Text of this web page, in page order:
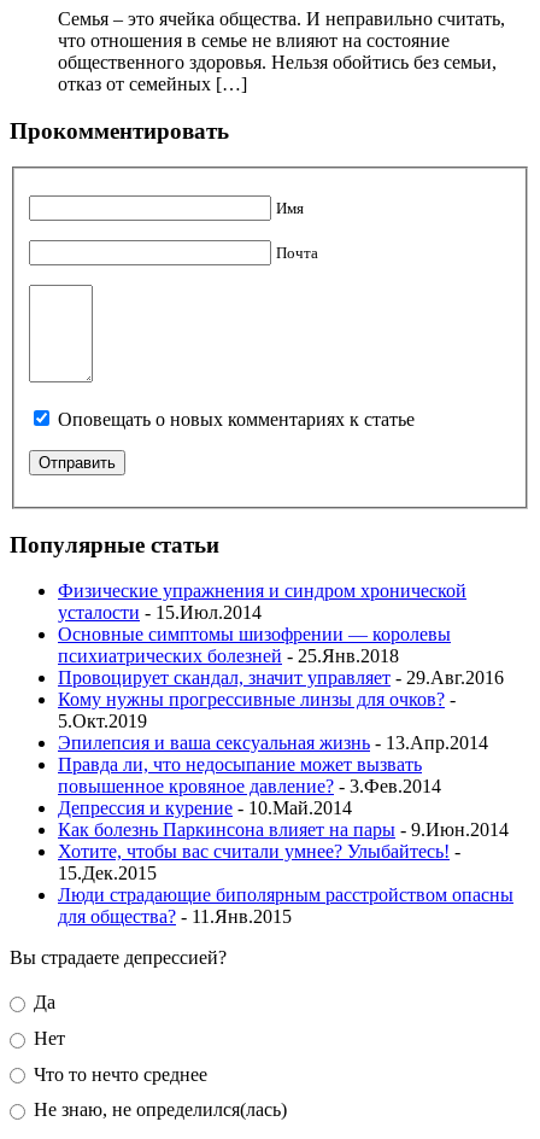
Семья – это ячейка общества. И неправильно считать,
что отношения в семье не влияют на состояние
общественного здоровья. Нельзя обойтись без семьи,
отказ от семейных […]
Прокомментировать
Имя
Почта
Оповещать о новых комментариях к статье
Популярные статьи
Физические упражнения и синдром хронической
усталости - 15.Июл.2014
Основные симптомы шизофрении — королевы
психиатрических болезней - 25.Янв.2018
Провоцирует скандал, значит управляет - 29.Авг.2016
Кому нужны прогрессивные линзы для очков? -
5.Окт.2019
Эпилепсия и ваша сексуальная жизнь - 13.Апр.2014
Правда ли, что недосыпание может вызвать
повышенное кровяное давление? - 3.Фев.2014
Депрессия и курение - 10.Май.2014
Как болезнь Паркинсона влияет на пары - 9.Июн.2014
Хотите, чтобы вас считали умнее? Улыбайтесь! -
15.Дек.2015
Люди страдающие биполярным расстройством опасны
для общества? - 11.Янв.2015
Вы страдаете депрессией?
Да
Нет
Что то нечто среднее
Не знаю, не определился(лась)